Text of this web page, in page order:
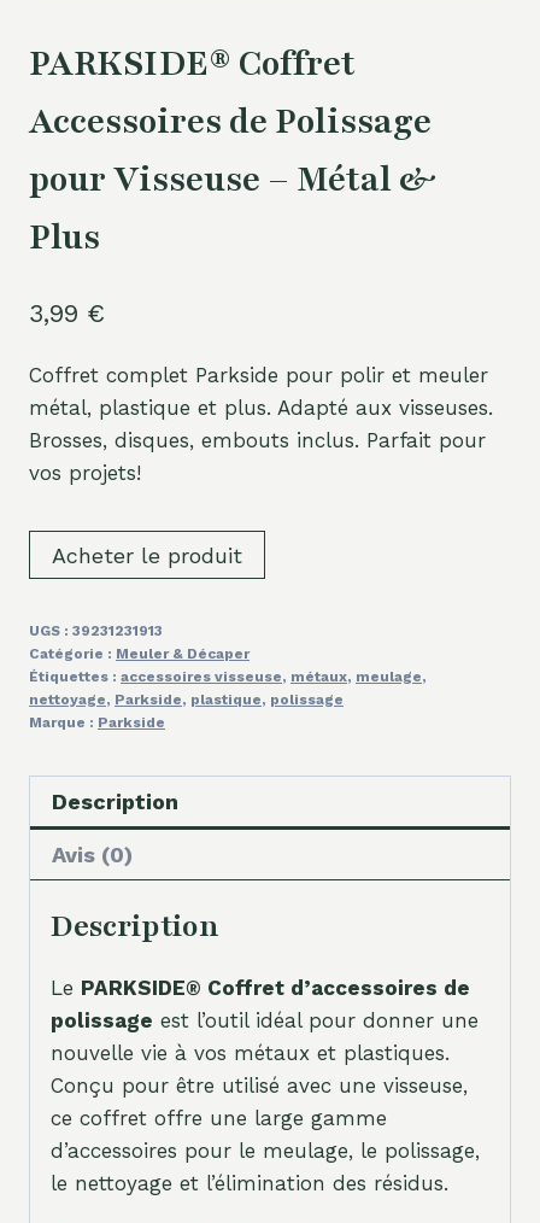
PARKSIDE® Coffret
Accessoires de Polissage
pour Visseuse – Métal &
Plus
3,99 €
Coffret complet Parkside pour polir et meuler
métal, plastique et plus. Adapté aux visseuses.
Brosses, disques, embouts inclus. Parfait pour
vos projets!
Acheter le produit
UGS : 39231231913
Catégorie : Meuler & Décaper
Étiquettes : accessoires visseuse, métaux, meulage,
nettoyage, Parkside, plastique, polissage
Marque : Parkside
Description
Avis (0)
Description
Le PARKSIDE® Coffret d’accessoires de
polissage est l’outil idéal pour donner une
nouvelle vie à vos métaux et plastiques.
Conçu pour être utilisé avec une visseuse,
ce coffret offre une large gamme
d’accessoires pour le meulage, le polissage,
le nettoyage et l’élimination des résidus.